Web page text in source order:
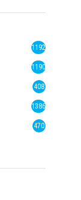
1192
1190
408
1386
470